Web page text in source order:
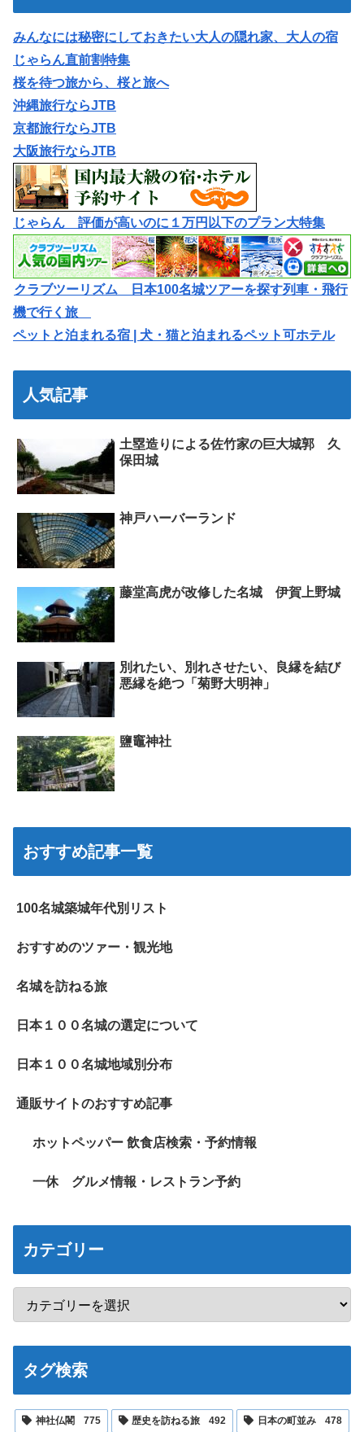
みんなには秘密にしておきたい大人の隠れ家、大人の宿
じゃらん直前割特集
桜を待つ旅から、桜と旅へ
沖縄旅行ならJTB
京都旅行ならJTB
大阪旅行ならJTB
じゃらん 評価が高いのに１万円以下のプラン大特集
クラブツーリズム 日本100名城ツアーを探す列車・飛行
機で行く旅
ペットと泊まれる宿 | 犬・猫と泊まれるペット可ホテル
人気記事
土塁造りによる佐竹家の巨大城郭 久
保田城
神戸ハーバーランド
藤堂高虎が改修した名城 伊賀上野城
別れたい、別れさせたい、良縁を結び
悪縁を絶つ「菊野大明神」
鹽竈神社
おすすめ記事一覧
100名城築城年代別リスト
おすすめのツァー・観光地
名城を訪ねる旅
日本１００名城の選定について
日本１００名城地域別分布
通販サイトのおすすめ記事
ホットペッパー 飲食店検索・予約情報
一休 グルメ情報・レストラン予約
カテゴリー
タグ検索
神社仏閣 775 歴史を訪ねる旅 492 日本の町並み 478